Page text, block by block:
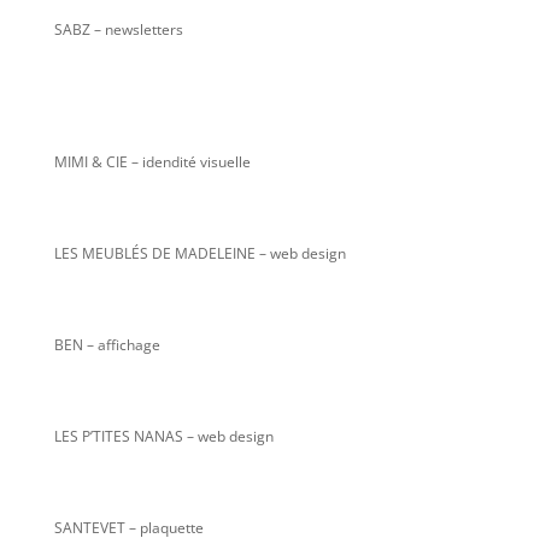
SABZ – newsletters
MIMI & CIE – idendité visuelle
LES MEUBLÉS DE MADELEINE – web design
BEN – affichage
LES P’TITES NANAS – web design
SANTEVET – plaquette